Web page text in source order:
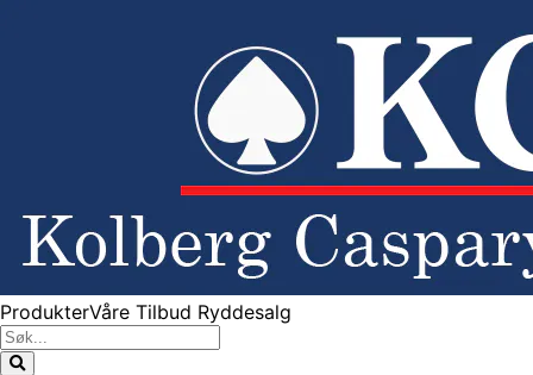
ProdukterVåre Tilbud Ryddesalg